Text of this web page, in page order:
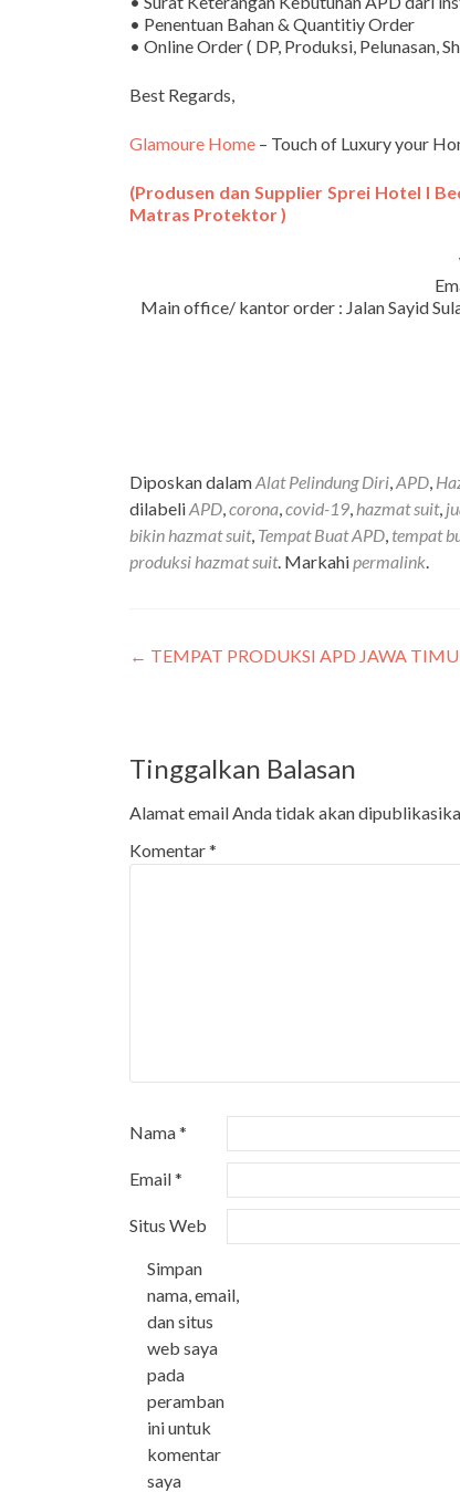
• Penentuan Bahan & Quantitiy Order
• Online Order ( DP, Produksi, Pelunasan,
Best Regards,
Glamoure Home – Touch of Luxury your
(Produsen dan Supplier Sprei Hotel I
Matras Protektor )
Main office/ kantor order : Jalan Sayid
Diposkan dalamAlat Pelindung Diri,APD,
dilabeliAPD,corona,covid-19, hazmat suit,
bikin hazmat suit, Tempat Buat APD, tempat
produksi hazmat suit. Markahipermalink.
← TEMPAT PRODUKSI APD JAWA
Tinggalkan Balasan
Alamat email Anda tidak akan
Komentar*
Nama*
Email*
Situs Web
Simpan
nama, email,
dan situs
web saya
pada
peramban
ini untuk
komentar
saya